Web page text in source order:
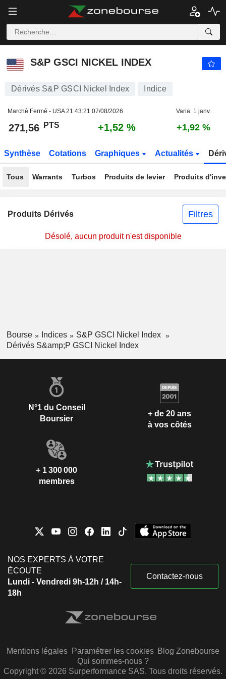
S&P GSCI NICKEL INDEX
S&P GSCI NICKEL INDEX
Dérivés S&P GSCI Nickel Index Indice
Marché Fermé - USA21:43:21 07/08/2026 Varia. 1 janv.
271,56 PTS +1,52 % +1,92 %
Synthèse Cotations Graphiques Actualités
Tous Warrants Turbos Produits de levier Produits
Produits Dérivés Filtres
Désolé, aucun produit n'est disponible
Bourse Indices
S&P GSCI Nickel Index
Dérivés S&amp;P GSCI Nickel Index
N°1 du Conseil
Boursier
+ de 20 ans
à vos côtés
+ 1 300 000
membres
NOS EXPERTS À VOTRE
ÉCOUTE
Lundi - Vendredi 9h-12h / 14h-
18h
Contactez-nous
Mentions légales Paramétrer les cookies Blog Zonebourse
Qui sommes-nous ?
Copyright © 2026 Surperformance SAS. Tous droits réservés.